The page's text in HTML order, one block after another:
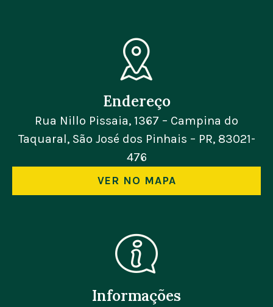
Endereço
Rua Nillo Pissaia, 1367 – Campina do
Taquaral, São José dos Pinhais – PR, 83021-
476
VER NO MAPA
Informações